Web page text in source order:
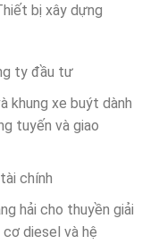
bị xây dựng
ty đầu tư
khung xe buýt dành
tuyến và giao
chính
hải cho thuyền giải
diesel và hệ